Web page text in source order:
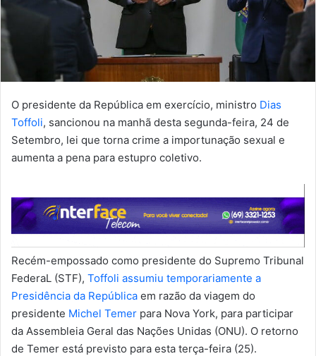
O presidente da República em exercício, ministro Dias
Toffoli, sancionou na manhã desta segunda-feira, 24 de
Setembro, lei que torna crime a importunação sexual e
aumenta a pena para estupro coletivo.
Recém-empossado como presidente do Supremo Tribunal
FederaL (STF), Toffoli assumiu temporariamente a
Presidência da República em razão da viagem do
presidente Michel Temer para Nova York, para participar
da Assembleia Geral das Nações Unidas (ONU). O retorno
de Temer está previsto para esta terça-feira (25).